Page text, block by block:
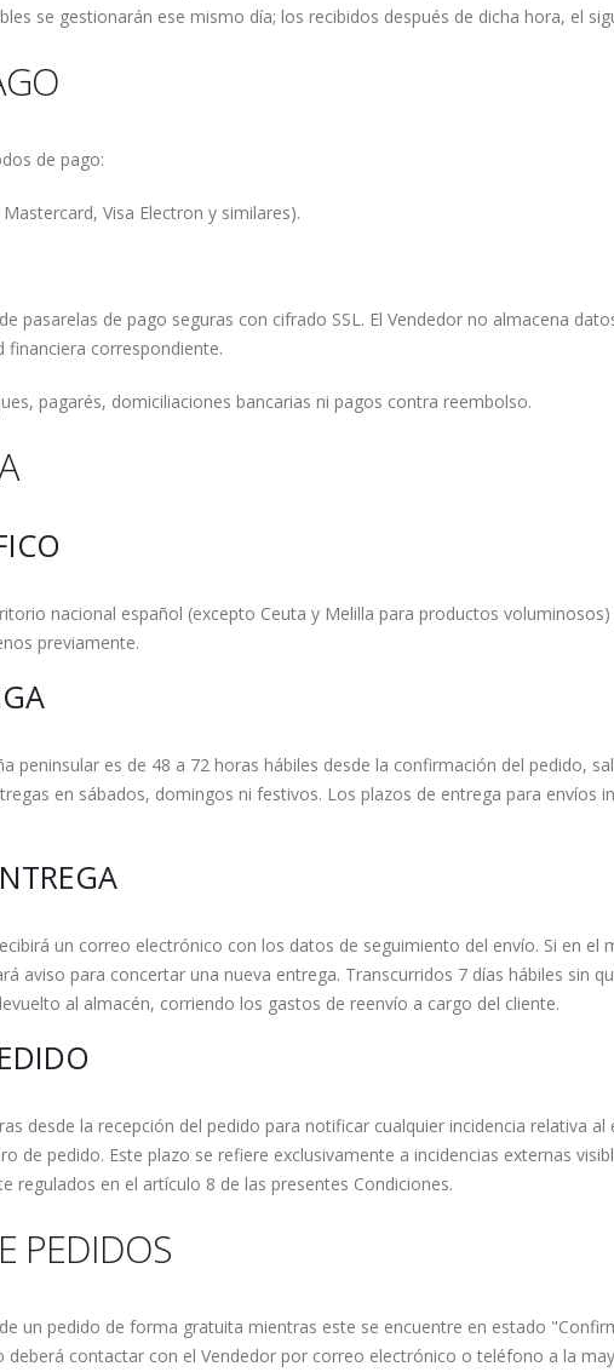
se gestionarán ese mismo día; los recibidos después de dicha hora, el
de pago:
Visa Electron y similares).
pasarelas de pago seguras con cifrado SSL. El Vendedor no almacena
correspondiente.
pagarés, domiciliaciones bancarias ni pagos contra reembolso.
nacional español (excepto Ceuta y Melilla para productos
previamente.
peninsular es de 48 a 72 horas hábiles desde la confirmación del pedido,
en sábados, domingos ni festivos. Los plazos de entrega para envíos
un correo electrónico con los datos de seguimiento del envío. Si en
aviso para concertar una nueva entrega. Transcurridos 7 días hábiles sin
al almacén, corriendo los gastos de reenvío a cargo del cliente.
desde la recepción del pedido para notificar cualquier incidencia relativa
de pedido. Este plazo se refiere exclusivamente a incidencias externas
regulados en el artículo 8 de las presentes Condiciones.
PEDIDOS
un pedido de forma gratuita mientras este se encuentre en estado
deberá contactar con el Vendedor por correo electrónico o teléfono a la